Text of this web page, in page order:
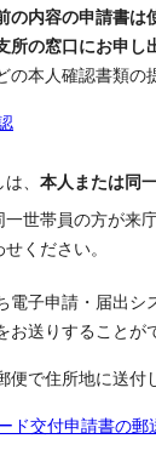
の内容の申請書は
所の窓口にお申し
の本人確認書類の
、 本人または同
世帯員の方が来
ください。
電子申請・届出シ
お送りすることが
便で住所地に送付
ド交付申請書の郵